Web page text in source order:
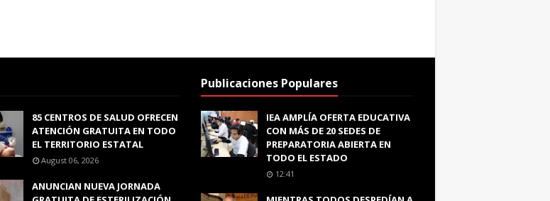
85 CENTROS DE SALUD OFRECEN
ATENCIÓN GRATUITA EN TODO
EL TERRITORIO ESTATAL
August 06, 2026
ANUNCIAN NUEVA JORNADA
Publicaciones Populares
IEA AMPLÍA OFERTA EDUCATIVA
CON MÁS DE 20 SEDES DE
PREPARATORIA ABIERTA EN
TODO EL ESTADO
12:41